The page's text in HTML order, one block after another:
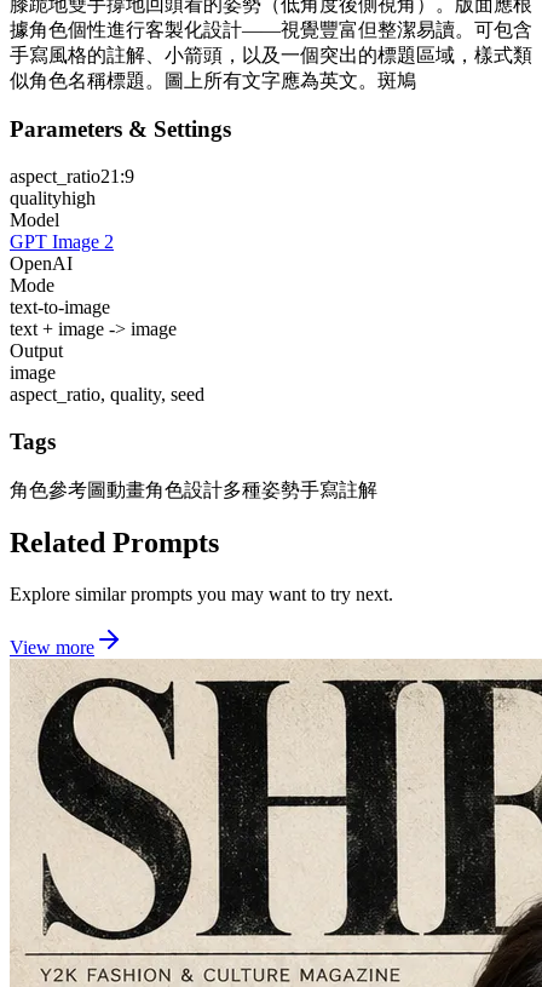
據角色個性進行客製化設計——視覺豐富但整潔易讀。可包含
手寫風格的註解、小箭頭，以及一個突出的標題區域，樣式類
似角色名稱標題。圖上所有文字應為英文。斑鳩
Parameters & Settings
aspect_ratio21:9
qualityhigh
Model
GPT Image 2
OpenAI
Mode
text-to-image
text + image -> image
Output
image
aspect_ratio, quality, seed
Tags
角色參考圖動畫角色設計多種姿勢手寫註解
Related Prompts
Explore similar prompts you may want to try next.
View more